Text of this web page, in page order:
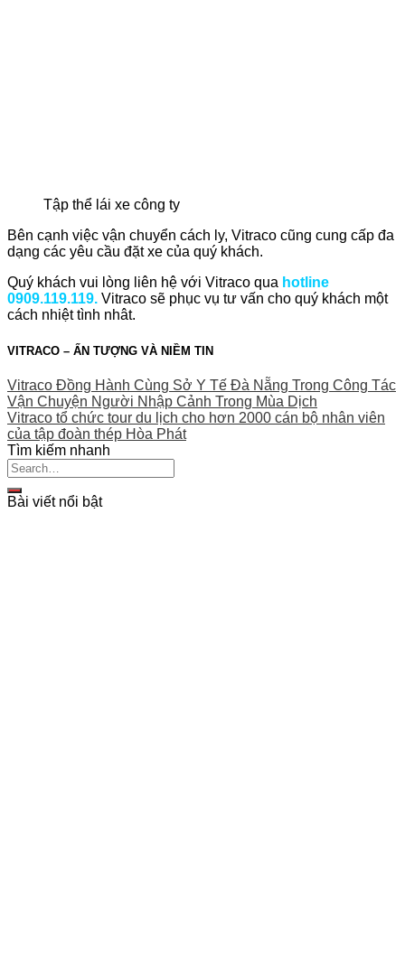
Tập thể lái xe công ty
Bên cạnh việc vận chuyển cách ly, Vitraco cũng cung cấp đa
dạng các yêu cầu đặt xe của quý khách.
Quý khách vui lòng liên hệ với Vitraco qua hotline
0909.119.119. Vitraco sẽ phục vụ tư vấn cho quý khách một
cách nhiệt tình nhât.
VITRACO – ẤN TƯỢNG VÀ NIỀM TIN
Vitraco Đồng Hành Cùng Sở Y Tế Đà Nẵng Trong Công Tác
Vận Chuyện Người Nhập Cảnh Trong Mùa Dịch
Vitraco tổ chức tour du lịch cho hơn 2000 cán bộ nhân viên
của tập đoàn thép Hòa Phát
Tìm kiếm nhanh
Bài viết nổi bật